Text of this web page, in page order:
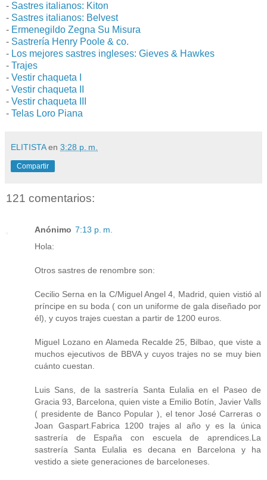
- Sastres italianos: Kiton
- Sastres italianos: Belvest
- Ermenegildo Zegna Su Misura
- Sastrería Henry Poole & co.
- Los mejores sastres ingleses: Gieves & Hawkes
- Trajes
- Vestir chaqueta I
- Vestir chaqueta II
- Vestir chaqueta III
- Telas Loro Piana
ELITISTA en 3:28 p. m.
Compartir
121 comentarios:
Anónimo 7:13 p. m.
Hola:
Otros sastres de renombre son:
Cecilio Serna en la C/Miguel Angel 4, Madrid, quien vistió al
príncipe en su boda ( con un uniforme de gala diseñado por
él), y cuyos trajes cuestan a partir de 1200 euros.
Miguel Lozano en Alameda Recalde 25, Bilbao, que viste a
muchos ejecutivos de BBVA y cuyos trajes no se muy bien
cuánto cuestan.
Luis Sans, de la sastrería Santa Eulalia en el Paseo de
Gracia 93, Barcelona, quien viste a Emilio Botín, Javier Valls
( presidente de Banco Popular ), el tenor José Carreras o
Joan Gaspart.Fabrica 1200 trajes al año y es la única
sastrería de España con escuela de aprendices.La
sastrería Santa Eulalia es decana en Barcelona y ha
vestido a siete generaciones de barceloneses.